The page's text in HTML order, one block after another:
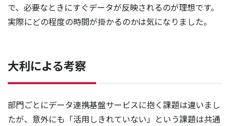
で、必要なときにすぐデータが反映されるのが理想です。
実際にどの程度の時間が掛かるのかは気になりました。
大利による考察
部門ごとにデータ連携基盤サービスに抱く課題は違いまし
たが、意外にも「活用しきれていない」という課題は共通